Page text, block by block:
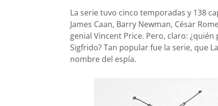
La serie tuvo cinco temporadas y 138
James Caan, Barry Newman, César
genial Vincent Price. Pero, claro:
Sigfrido? Tan popular fue la serie, que
nombre del espía.